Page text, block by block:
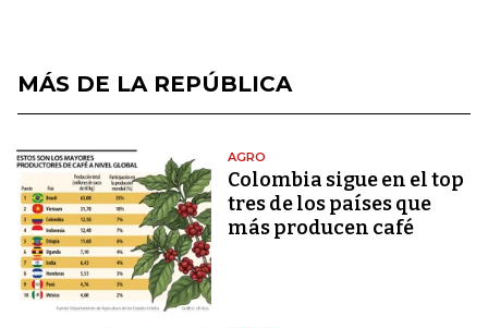
MÁS DE LA REPÚBLICA
AGRO
Colombia sigue en el top
tres de los países que
más producen café